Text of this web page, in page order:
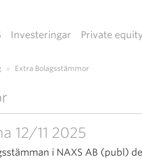
Investeringar Private equity
» Extra Bolagsstämmor
12/11 2025
i NAXS AB (publ)